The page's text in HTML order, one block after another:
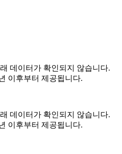
데이터가 확인되지 않습니다.
이후부터 제공됩니다.
데이터가 확인되지 않습니다.
이후부터 제공됩니다.